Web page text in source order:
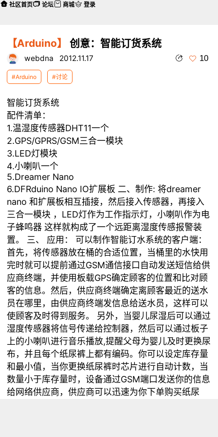
【Arduino】 创意：智能订货系统
webdna 2012.11.17 10
#Arduino #讨论
智能订货系统
配件清单：
1.温湿度传感器DHT11一个
2.GPS/GPRS/GSM三合一模块
3.LED灯模块
4.小喇叭一个
5.Dreamer Nano
6.DFRduino Nano IO扩展板 二、制作: 将dreamer
nano 和扩展板相互插接，然后接入传感器，再接入
三合一模块 ，LED灯作为工作指示灯，小喇叭作为电
子蜂鸣器 这样就构成了一个远距离湿度传感报警装
置。 三、 应用： 可以制作智能订水系统的客户端：
首先，将传感器放在桶的合适位置，当桶里的水快用
完时就可以提前通过GSM通信接口自动发送短信给供
应商终端，并使用板载GPS确定顾客的位置和比对顾
客的信息。然后，供应商终端确定离顾客最近的送水
员在哪里，由供应商终端发信息给送水员，这样可以
使顾客及时得到服务。 另外，当婴儿尿湿后可以通过
湿度传感器将信号传递给控制器，然后可以通过板子
上的小喇叭进行音乐播放,提醒父母为婴儿及时更换尿
布，并且每个纸尿裤上都有编码。你可以设定库存量
和最小值，当你更换纸尿裤时芯片进行自动计数，当
数量小于库存量时，设备通过GSM端口发送你的信息
给网络供应商，供应商可以迅速为你下单购买纸尿
社区首页 论坛 商城 登录